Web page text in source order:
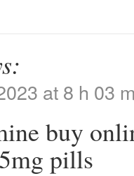
at 8 h 03
buy
pills